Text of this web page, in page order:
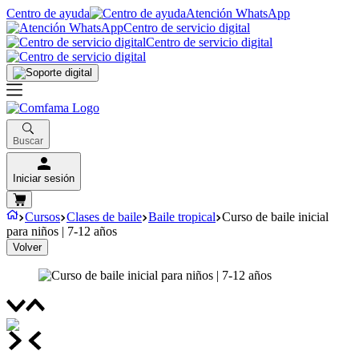
Centro de ayuda
Atención WhatsApp
Centro de servicio digital
Centro de servicio digital
Buscar
Iniciar sesión
Cursos Clases de baile Baile tropical Curso de baile inicial
para niños | 7-12 años
Volver